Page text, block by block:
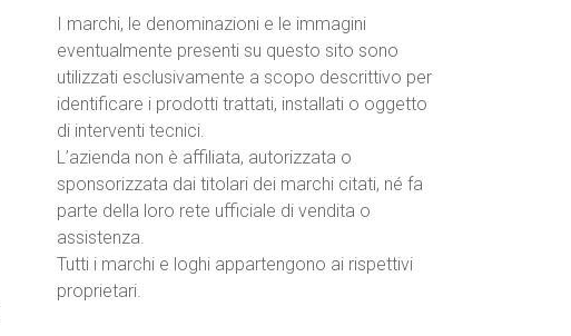
I marchi, le denominazioni e le immagini
eventualmente presenti su questo sito sono
utilizzati esclusivamente a scopo descrittivo per
identificare i prodotti trattati, installati o oggetto
di interventi tecnici.
L’azienda non è affiliata, autorizzata o
sponsorizzata dai titolari dei marchi citati, né fa
parte della loro rete ufficiale di vendita o
assistenza.
Tutti i marchi e loghi appartengono ai rispettivi
proprietari.